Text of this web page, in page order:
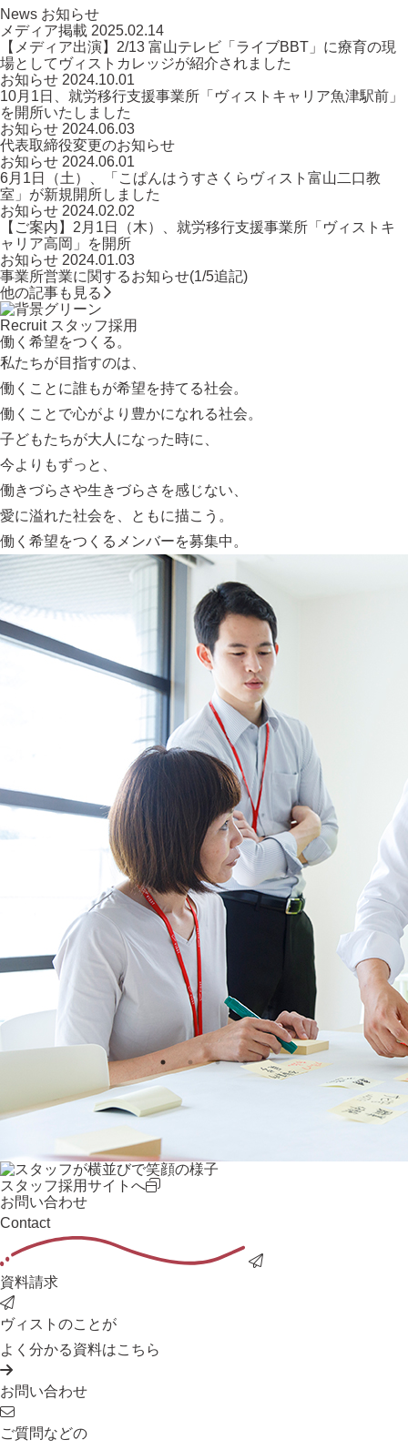
News お知らせ
メディア掲載 2025.02.14
【メディア出演】2/13 富山テレビ「ライブBBT」に療育の現
場としてヴィストカレッジが紹介されました
お知らせ 2024.10.01
10月1日、就労移行支援事業所「ヴィストキャリア魚津駅前」
を開所いたしました
お知らせ 2024.06.03
代表取締役変更のお知らせ
お知らせ 2024.06.01
6月1日（土）、「こぱんはうすさくらヴィスト富山二口教
室」が新規開所しました
お知らせ 2024.02.02
【ご案内】2月1日（木）、就労移行支援事業所「ヴィストキ
ャリア高岡」を開所
お知らせ 2024.01.03
事業所営業に関するお知らせ(1/5追記)
他の記事も見る
Recruit スタッフ採用
働く希望をつくる。
私たちが目指すのは、
働くことに誰もが希望を持てる社会。
働くことで心がより豊かになれる社会。
子どもたちが大人になった時に、
今よりもずっと、
働きづらさや生きづらさを感じない、
愛に溢れた社会を、ともに描こう。
働く希望をつくるメンバーを募集中。
スタッフ採用サイトへ
お問い合わせ
Contact
資料請求
ヴィストのことが
よく分かる資料はこちら
お問い合わせ
ご質問などの